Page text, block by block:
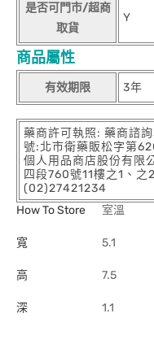
是否可門市/超商
取貨
Y
商品屬性
有效期限 3年
藥商許可執照: 藥商諮
號:北市衛藥販松字第
個人用品商店股份有限
四段760號11樓之1、
(02)27421234
How To Store
室溫
寬 5.1
高 7.5
深 1.1